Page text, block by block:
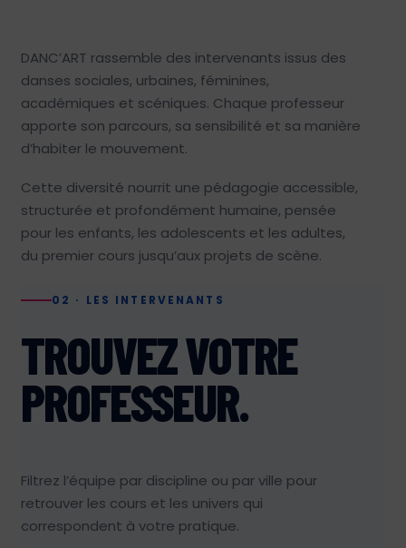
DANC’ART rassemble des intervenants issus des
danses sociales, urbaines, féminines,
académiques et scéniques. Chaque professeur
apporte son parcours, sa sensibilité et sa manière
d’habiter le mouvement.
Cette diversité nourrit une pédagogie accessible,
structurée et profondément humaine, pensée
pour les enfants, les adolescents et les adultes,
du premier cours jusqu’aux projets de scène.
02 · LES INTERVENANTS
TROUVEZ VOTRE
PROFESSEUR.
Filtrez l’équipe par discipline ou par ville pour
retrouver les cours et les univers qui
correspondent à votre pratique.